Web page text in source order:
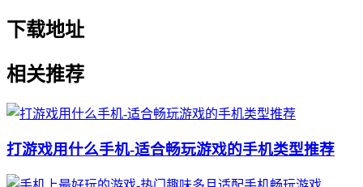
下载地址
相关推荐
打游戏用什么手机-适合畅玩游戏的手机类型推荐